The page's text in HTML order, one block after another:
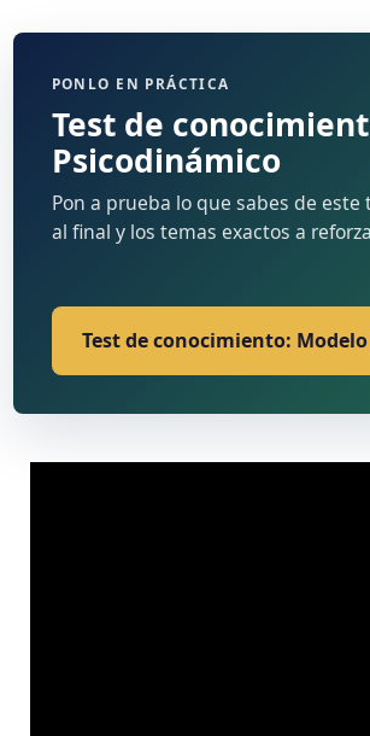
PONLO EN PRÁCTICA
Test de
Psicodinámico
Pon a prueba lo que sabes de
al final y los temas exactos a
Test de conocimiento: